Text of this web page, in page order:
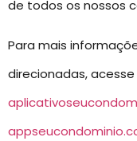
de todos os nossos
Para mais
direcionadas,